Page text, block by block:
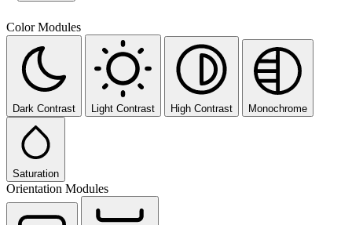
Color Modules
Dark Contrast Light Contrast High Contrast Monochrome
Saturation
Orientation Modules